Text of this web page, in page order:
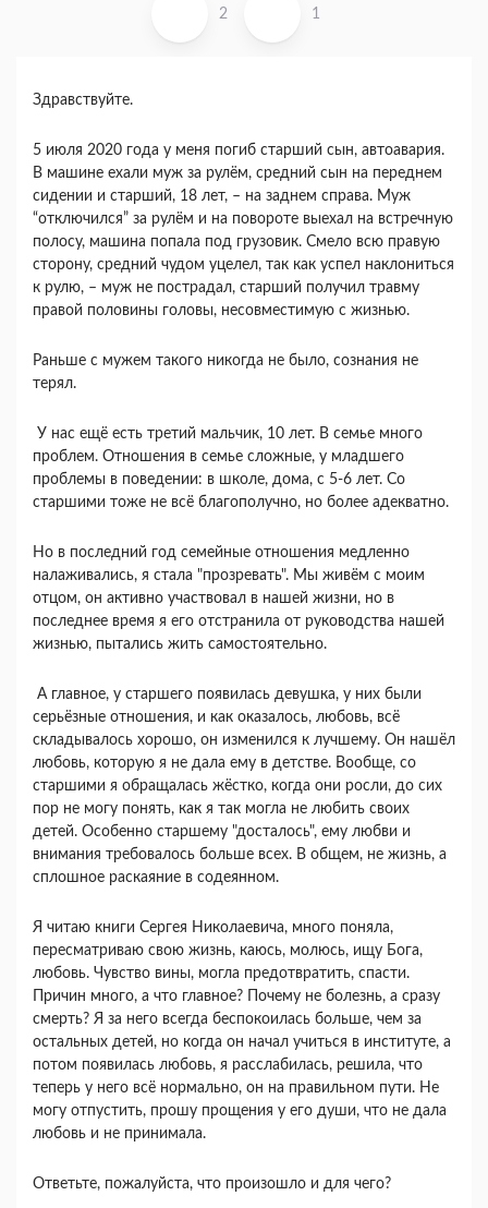
2 1
Здравствуйте.
5 июля 2020 года у меня погиб старший сын, автоавария.
В машине ехали муж за рулём, средний сын на переднем
сидении и старший, 18 лет, – на заднем справа. Муж
“отключился” за рулём и на повороте выехал на встречную
полосу, машина попала под грузовик. Смело всю правую
сторону, средний чудом уцелел, так как успел наклониться
к рулю, – муж не пострадал, старший получил травму
правой половины головы, несовместимую с жизнью.
Раньше с мужем такого никогда не было, сознания не
терял.
У нас ещё есть третий мальчик, 10 лет. В семье много
проблем. Отношения в семье сложные, у младшего
проблемы в поведении: в школе, дома, с 5-6 лет. Со
старшими тоже не всё благополучно, но более адекватно.
Но в последний год семейные отношения медленно
налаживались, я стала "прозревать". Мы живём с моим
отцом, он активно участвовал в нашей жизни, но в
последнее время я его отстранила от руководства нашей
жизнью, пытались жить самостоятельно.
А главное, у старшего появилась девушка, у них были
серьёзные отношения, и как оказалось, любовь, всё
складывалось хорошо, он изменился к лучшему. Он нашёл
любовь, которую я не дала ему в детстве. Вообще, со
старшими я обращалась жёстко, когда они росли, до сих
пор не могу понять, как я так могла не любить своих
детей. Особенно старшему "досталось", ему любви и
внимания требовалось больше всех. В общем, не жизнь, а
сплошное раскаяние в содеянном.
Я читаю книги Сергея Николаевича, много поняла,
пересматриваю свою жизнь, каюсь, молюсь, ищу Бога,
любовь. Чувство вины, могла предотвратить, спасти.
Причин много, а что главное? Почему не болезнь, а сразу
смерть? Я за него всегда беспокоилась больше, чем за
остальных детей, но когда он начал учиться в институте, а
потом появилась любовь, я расслабилась, решила, что
теперь у него всё нормально, он на правильном пути. Не
могу отпустить, прошу прощения у его души, что не дала
любовь и не принимала.
Ответьте, пожалуйста, что произошло и для чего?